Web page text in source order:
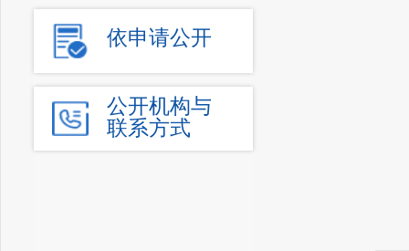
依申请公开
公开机构与
联系方式